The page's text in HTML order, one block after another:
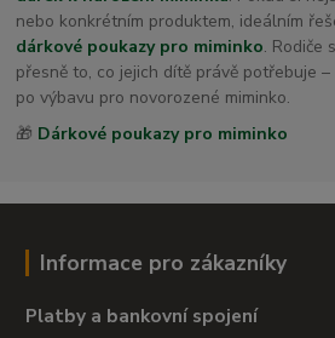
nebo konkrétním produktem, ideálním
dárkové poukazy pro miminko. Rodiče
přesně to, co jejich dítě právě potřebuje
po výbavu pro novorozené miminko.
🎁 Dárkové poukazy pro miminko
Informace pro zákazníky
Platby a bankovní spojení